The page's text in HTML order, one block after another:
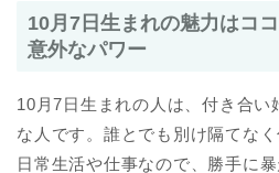
10月7日生まれの魅力はコ
意外なパワー
10月7日生まれの人は、付き合
な人です。誰とでも別け隔てな
日常生活や仕事なので、勝手に